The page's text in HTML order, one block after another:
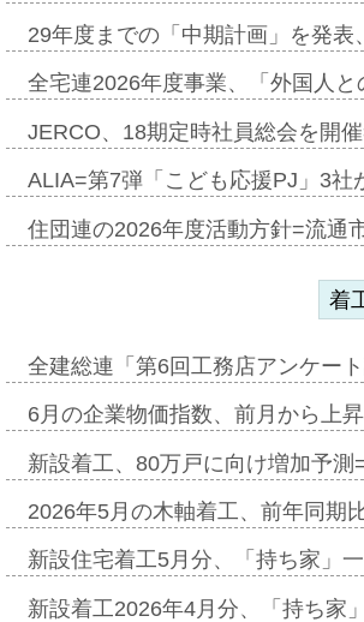
29年度までの「中期計画」を発
全宅連2026年度事業、「外国人
JERCO、18期定時社員総会を開
ALIA=第7弾「こども応援PJ」3
住団連の2026年度活動方針=流
着
全建総連「第6回工務店アンケー
6月の企業物価指数、前月から上
新設着工、80万戸に向け増加予
2026年5月の木軸着工、前年同期
新設住宅着工5月分、「持ち家」
新設着工2026年4月分、「持ち